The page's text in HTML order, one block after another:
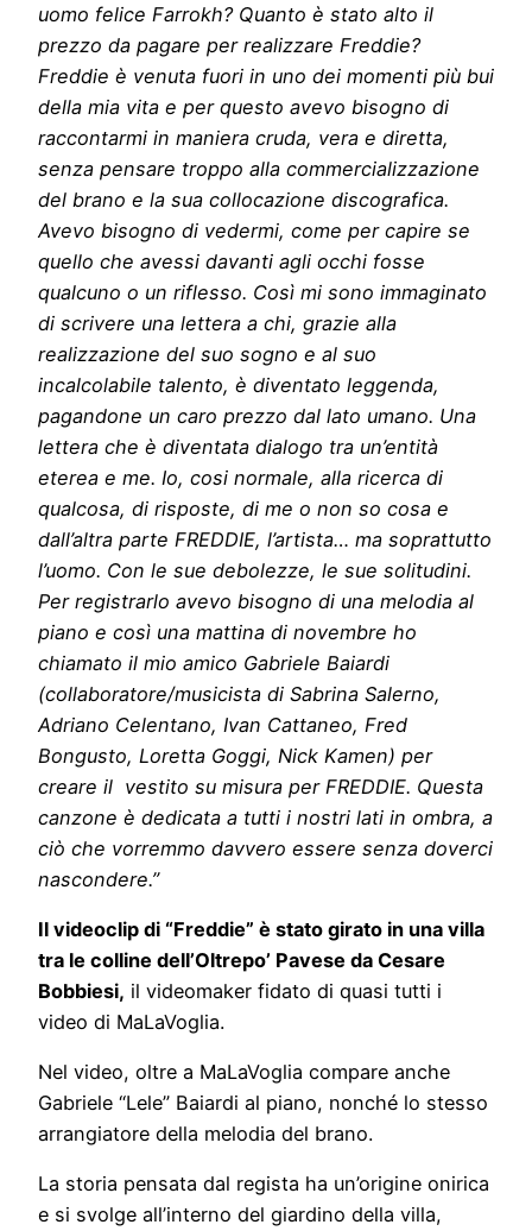
uomo felice Farrokh? Quanto è stato alto il
prezzo da pagare per realizzare Freddie?
Freddie è venuta fuori in uno dei momenti più bui
della mia vita e per questo avevo bisogno di
raccontarmi in maniera cruda, vera e diretta,
senza pensare troppo alla commercializzazione
del brano e la sua collocazione discografica.
Avevo bisogno di vedermi, come per capire se
quello che avessi davanti agli occhi fosse
qualcuno o un riflesso. Così mi sono immaginato
di scrivere una lettera a chi, grazie alla
realizzazione del suo sogno e al suo
incalcolabile talento, è diventato leggenda,
pagandone un caro prezzo dal lato umano. Una
lettera che è diventata dialogo tra un’entità
eterea e me. Io, cosi normale, alla ricerca di
qualcosa, di risposte, di me o non so cosa e
dall’altra parte FREDDIE, l’artista… ma soprattutto
l’uomo. Con le sue debolezze, le sue solitudini.
Per registrarlo avevo bisogno di una melodia al
piano e così una mattina di novembre ho
chiamato il mio amico Gabriele Baiardi
(collaboratore/musicista di Sabrina Salerno,
Adriano Celentano, Ivan Cattaneo, Fred
Bongusto, Loretta Goggi, Nick Kamen) per
creare il vestito su misura per FREDDIE. Questa
canzone è dedicata a tutti i nostri lati in ombra, a
ciò che vorremmo davvero essere senza doverci
nascondere.”
Il videoclip di “Freddie” è stato girato in una villa
tra le colline dell’Oltrepo’ Pavese da Cesare
Bobbiesi, il videomaker fidato di quasi tutti i
video di MaLaVoglia.
Nel video, oltre a MaLaVoglia compare anche
Gabriele “Lele” Baiardi al piano, nonché lo stesso
arrangiatore della melodia del brano.
La storia pensata dal regista ha un’origine onirica
e si svolge all’interno del giardino della villa,